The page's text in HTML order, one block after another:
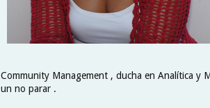
Community Management , ducha en Analítica y
un no parar .